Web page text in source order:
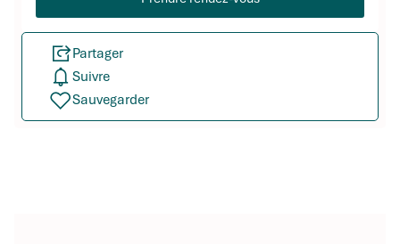
Partager
Suivre
Sauvegarder